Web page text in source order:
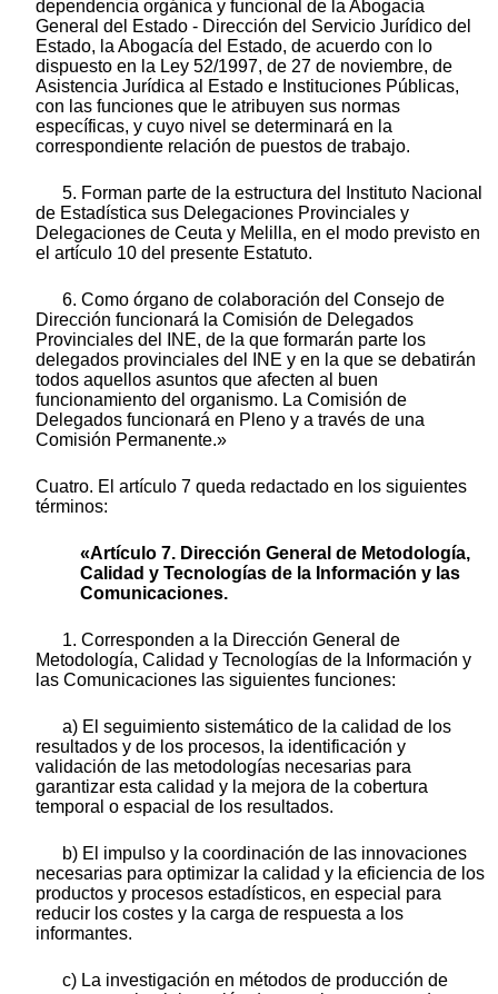
dependencia orgánica y funcional de la Abogacía
General del Estado - Dirección del Servicio Jurídico del
Estado, la Abogacía del Estado, de acuerdo con lo
dispuesto en la Ley 52/1997, de 27 de noviembre, de
Asistencia Jurídica al Estado e Instituciones Públicas,
con las funciones que le atribuyen sus normas
específicas, y cuyo nivel se determinará en la
correspondiente relación de puestos de trabajo.
5. Forman parte de la estructura del Instituto Nacional
de Estadística sus Delegaciones Provinciales y
Delegaciones de Ceuta y Melilla, en el modo previsto en
el artículo 10 del presente Estatuto.
6. Como órgano de colaboración del Consejo de
Dirección funcionará la Comisión de Delegados
Provinciales del INE, de la que formarán parte los
delegados provinciales del INE y en la que se debatirán
todos aquellos asuntos que afecten al buen
funcionamiento del organismo. La Comisión de
Delegados funcionará en Pleno y a través de una
Comisión Permanente.»
Cuatro. El artículo 7 queda redactado en los siguientes
términos:
«Artículo 7. Dirección General de Metodología,
Calidad y Tecnologías de la Información y las
Comunicaciones.
1. Corresponden a la Dirección General de
Metodología, Calidad y Tecnologías de la Información y
las Comunicaciones las siguientes funciones:
a) El seguimiento sistemático de la calidad de los
resultados y de los procesos, la identificación y
validación de las metodologías necesarias para
garantizar esta calidad y la mejora de la cobertura
temporal o espacial de los resultados.
b) El impulso y la coordinación de las innovaciones
necesarias para optimizar la calidad y la eficiencia de los
productos y procesos estadísticos, en especial para
reducir los costes y la carga de respuesta a los
informantes.
c) La investigación en métodos de producción de